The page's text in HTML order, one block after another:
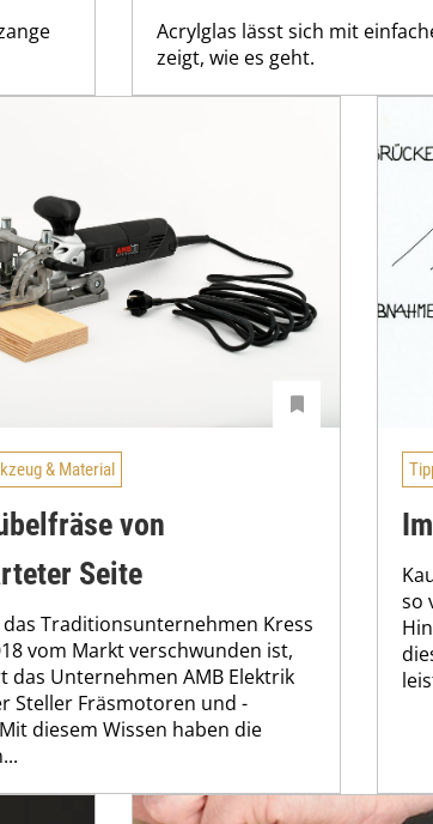
Acrylglas lässt sich mit
zeigt, wie es geht.
& Material
von
Seite
Traditionsunternehmen Kress
vom Markt verschwunden ist,
das Unternehmen AMB Elektrik
Steller Fräsmotoren und -
diesem Wissen haben die
so